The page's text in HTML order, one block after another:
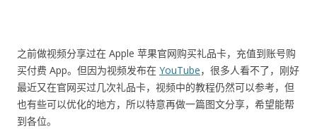
之前做视频分享过在 Apple 苹果官网购买礼品卡，充值到账号购
买付费 App。但因为视频发布在 YouTube，很多人看不了，刚好
最近又在官网买过几次礼品卡，视频中的教程仍然可以参考，但
也有些可以优化的地方，所以特意再做一篇图文分享，希望能帮
到各位。